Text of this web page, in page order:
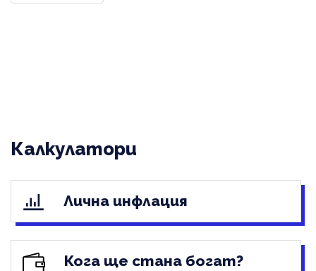
Калкулатори
Лична инфлация
Кога ще стана богат?